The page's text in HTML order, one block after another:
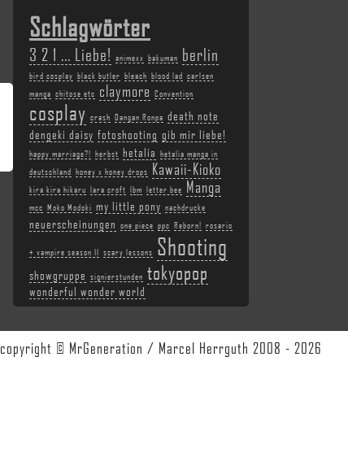
Schlagwörter
3 2 1 ... Liebe! animexx bakuman berlin
bird cosplay black butler bleach blood lad carlsen
manga chitose etc claymore Convention
cosplay crash Dangan Ronpa death note
dengeki daisy fotoshooting gib mir liebe!
happy marriage?! herbst hetalia hetalia manga in
deutschland honey x honey drops Kawaii-Kioko
kira kira hikaru lara croft lbm letter bee Manga
mcc Moko Modoki my little pony nachdrucke
neuerscheinungen one piece ppc Reborn! rosario
+ vampire season II scary lessons Shooting
showgruppe signierstunden tokyopop
wonderful wonder world
copyright © MrGeneration / Marcel Herrguth 2008 - 2026